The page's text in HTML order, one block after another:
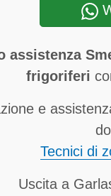
assistenza
frigoriferi
e
Tecnici di
Uscita a